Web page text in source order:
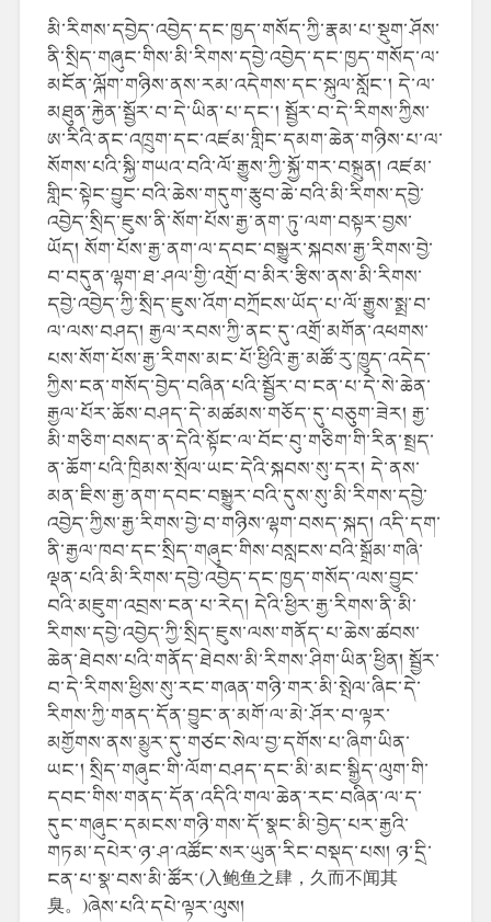
མི་རིགས་དབྱེད་འབྱེད་དང་ཁྱད་གསོད་ཀྱི་རྣམ་པ་སྡུག་ཤོས་
ནི་སྲིད་གཞུང་གིས་མི་རིགས་དབྱེ་འབྱེད་དང་ཁྱད་གསོད་ལ་
མངོན་ལྐོག་གཉིས་ནས་རམ་འདེགས་དང་སྐུལ་སློང་། དེ་ལ་
མཐུན་རྐྱེན་སྦྱོར་བ་དེ་ཡིན་པ་དང་། སྦྱོར་བ་དེ་རིགས་ཀྱིས་
ཨ་རིའི་ནང་འཁྲུག་དང་འཛམ་གླིང་དམག་ཆེན་གཉིས་པ་ལ་
སོགས་པའི་སྐྱི་གཡའ་བའི་ལོ་རྒྱུས་ཀྱི་སྐྱོ་གར་བསྐྲུན། འཛམ་
གླིང་སྟེང་བྱུང་བའི་ཆེས་གདུག་རྩུབ་ཆེ་བའི་མི་རིགས་དབྱེ་
འབྱེད་སྲིད་ཇུས་ནི་སོག་པོས་རྒྱ་ནག་ཏུ་ལག་བསྟར་བྱས་
ཡོད། སོག་པོས་རྒྱ་ནག་ལ་དབང་བསྒྱུར་སྐབས་རྒྱ་རིགས་བྱེ་
བ་བདུན་ལྷག་ཐ་ཤལ་གྱི་འགྲོ་བ་མིར་རྩིས་ནས་མི་རིགས་
དབྱེ་འབྱེད་ཀྱི་སྲིད་ཇུས་འོག་བཀྲོངས་ཡོད་པ་ལོ་རྒྱུས་སྨྲ་བ་
ལ་ལས་བཤད། རྒྱལ་རབས་ཀྱི་ནང་དུ་འགྲོ་མགོན་འཕགས་
པས་སོག་པོས་རྒྱ་རིགས་མང་པོ་ཕྱིའི་རྒྱ་མཚོ་རུ་ཁྱུད་འདེད་
ཀྱིས་ངན་གསོད་བྱེད་བཞིན་པའི་སྦྱོར་བ་ངན་པ་དེ་སེ་ཆེན་
རྒྱལ་པོར་ཆོས་བཤད་དེ་མཚམས་གཅོད་དུ་བཅུག་ཟེར། རྒྱ་
མི་གཅིག་བསད་ན་དེའི་སྟོང་ལ་བོང་བུ་གཅིག་གི་རིན་སྤྲད་
ན་ཆོག་པའི་ཁྲིམས་སྲོལ་ཡང་དེའི་སྐབས་སུ་དར། དེ་ནས་
མན་ཇིས་རྒྱ་ནག་དབང་བསྒྱུར་བའི་དུས་སུ་མི་རིགས་དབྱེ་
འབྱེད་ཀྱིས་རྒྱ་རིགས་བྱེ་བ་གཉིས་ལྷག་བསད་སྐད། འདི་དག་
ནི་རྒྱལ་ཁབ་དང་སྲིད་གཞུང་གིས་བསླངས་བའི་སྒྲོམ་གཞི་
ལྡན་པའི་མི་རིགས་དབྱེ་འབྱེད་དང་ཁྱད་གསོད་ལས་བྱུང་
བའི་མཇུག་འབྲས་ངན་པ་རེད། དེའི་ཕྱིར་རྒྱ་རིགས་ནི་མི་
རིགས་དབྱེ་འབྱེད་ཀྱི་སྲིད་ཇུས་ལས་གནོད་པ་ཆེས་ཚབས་
ཆེན་ཐེབས་པའི་གནོད་ཐེབས་མི་རིགས་ཤིག་ཡིན་ཕྱིན། སྦྱོར་
བ་དེ་རིགས་ཕྱིས་སུ་རང་གཞན་གཉི་གར་མི་སྤེལ་ཞིང་དེ་
རིགས་ཀྱི་གནད་དོན་བྱུང་ན་མགོ་ལ་མེ་ཤོར་བ་ལྟར་
མགྱོགས་ནས་མྱུར་དུ་གཙང་སེལ་བྱ་དགོས་པ་ཞིག་ཡིན་
ཡང་། སྲིད་གཞུང་གི་ལོག་བཤད་དང་མི་མང་སྒྱིད་ལུག་གི་
དབང་གིས་གནད་དོན་འདིའི་གལ་ཆེན་རང་བཞིན་ལ་ད་
དུང་གཞུང་དམངས་གཉི་གས་དོ་སྣང་མི་བྱེད་པར་རྒྱའི་
གཏམ་དཔེར་ཉ་ཤ་འཚོང་སར་ཡུན་རིང་བསྡད་པས། ཉ་དྲི་
ངན་པ་སྣ་བས་མི་ཚོར་(入鲍鱼之肆，久而不闻其
臭。)ཞེས་པའི་དཔེ་ལྟར་ལུས།